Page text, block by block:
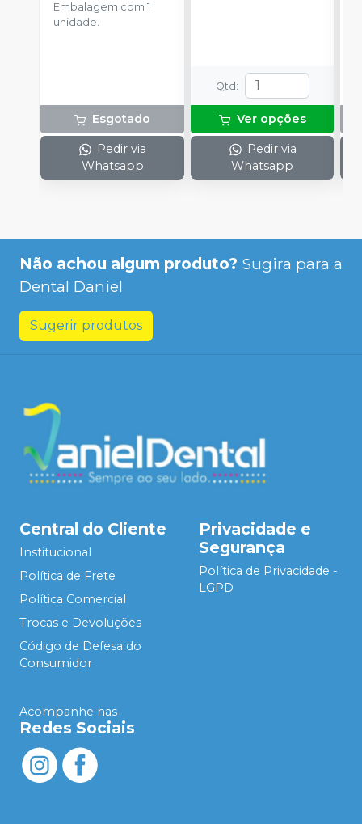
Embalagem com 1
unidade.
Esgotado
Pedir via
Whatsapp
Qtd :
Ver opções
Pedir via
Whatsapp
Não achou algum produto? Sugira para a
Dental Daniel
Sugerir produtos
Central do Cliente
Institucional
Política de Frete
Política Comercial
Trocas e Devoluções
Código de Defesa do
Consumidor
Privacidade e
Segurança
Política de Privacidade -
LGPD
Acompanhe nas
Redes Sociais